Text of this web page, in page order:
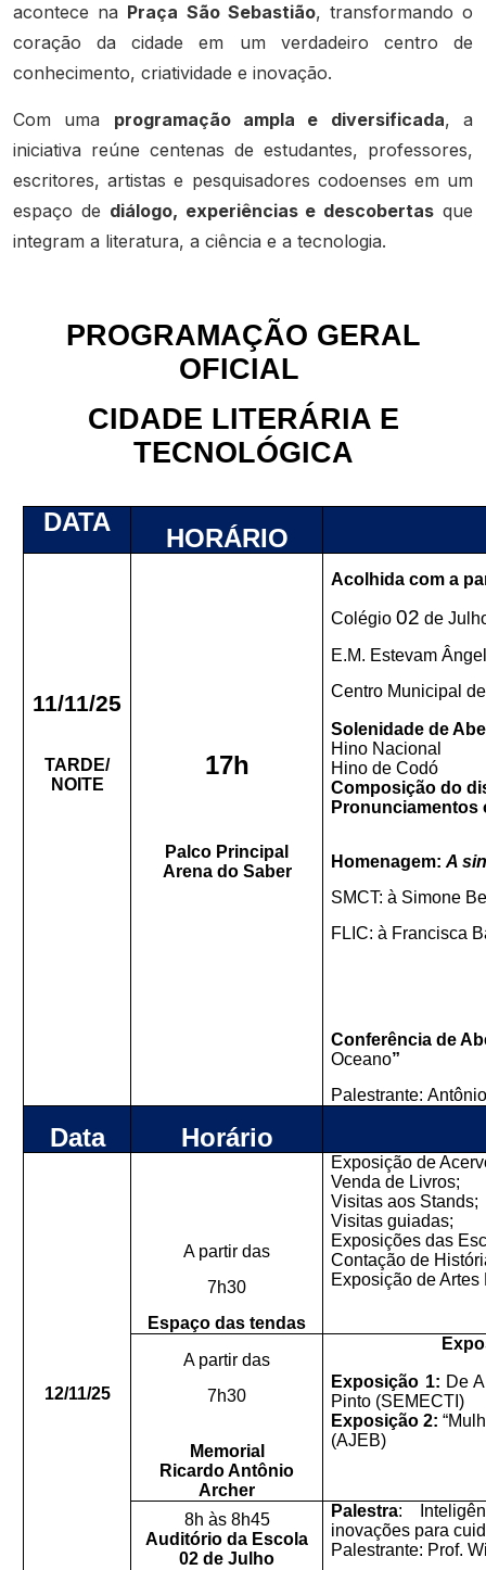
acontece na Praça São Sebastião, transformando o
coração da cidade em um verdadeiro centro de
conhecimento, criatividade e inovação.
Com uma programação ampla e diversificada, a
iniciativa reúne centenas de estudantes, professores,
escritores, artistas e pesquisadores codoenses em um
espaço de diálogo, experiências e descobertas que
integram a literatura, a ciência e a tecnologia.
PROGRAMAÇÃO GERAL
OFICIAL
CIDADE LITERÁRIA E
TECNOLÓGICA
DATA
HORÁRIO
11/11/25
TARDE/
NOITE
17h
Palco Principal
Arena do Saber
Acolhida com a
Colégio02 de
E.M. Estevam
Centro Municipal
Solenidade de
Hino Nacional
Hino de Codó
Composição do
Pronunciamentos
Homenagem:A
SMCT: à Simone
FLIC: à Francisca
Conferência de
Oceano”
Palestrante:
Data Horário
12/11/25
A partir das
7h30
Espaço das tendas
Exposição de
Venda de Livros;
Visitas aos Stands;
Visitas guiadas;
Exposições das
Contação de
Exposição de Artes
A partir das
7h30
Memorial
Ricardo Antônio
Archer
Exposição 1: De
Pinto (SEMECTI)
Exposição 2:
(AJEB)
8h às 8h45
Auditório da Escola
02 de Julho
Palestra:
inovações para
Palestrante: Prof.